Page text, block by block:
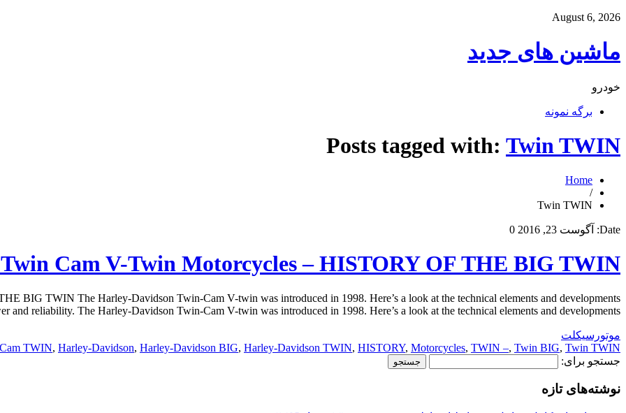
August 6, 2026
ماشین های جدید
خودرو
برگه نمونه
Posts tagged with: Twin TWIN
Home
/
Twin TWIN
Date: آگوست 23, 2016 0
Cam V-Twin Motorcycles – HISTORY OF THE BIG TWIN
BIG TWIN The Harley-Davidson Twin-Cam V-twin was introduced in 1998. Here’s a look at the technical elements and developments
and reliability. The Harley-Davidson Twin-Cam V-twin was introduced in 1998. Here’s a look at the technical elements and developments […]
موتورسیکلت
Cam TWIN, Harley-Davidson, Harley-Davidson BIG, Harley-Davidson TWIN, HISTORY, Motorcycles, TWIN –, Twin BIG, Twin TWIN
جستجو برای:
نوشته‌های تازه